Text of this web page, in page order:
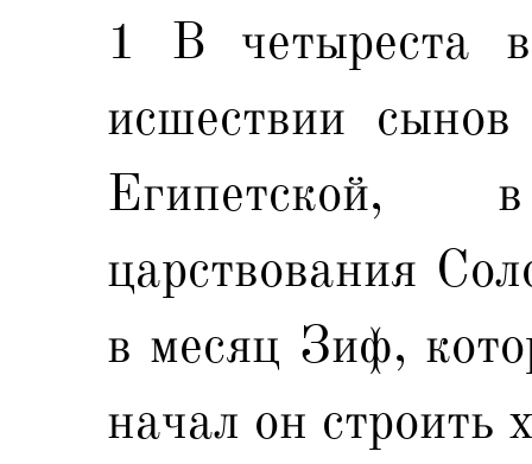
1 В четыреста
исшествии
Египетской,
царствования
в месяц Зиф,
начал он строить